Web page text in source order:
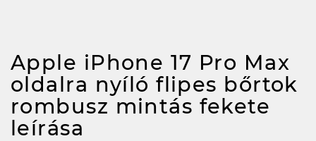
Apple iPhone 17 Pro Max
oldalra nyíló flipes bőrtok
rombusz mintás fekete
leírása